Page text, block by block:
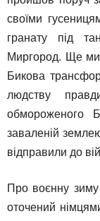
своїми
гранату під
Миргород. Ще
Бикова
людству
обмороженого
заваленій
відправили до
Про воєнну зиму
оточений